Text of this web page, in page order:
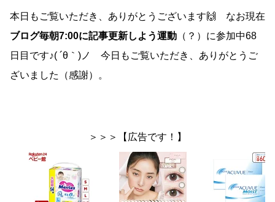
本日もご覧いただき、ありがとうございます🙌 なお現在
ブログ毎朝7:00に記事更新しよう運動 （？）に参加中68
日目です♪( ´θ｀)ノ 今日もご覧いただき、ありがとうご
ざいました（感謝）。
＞＞＞【広告です！】